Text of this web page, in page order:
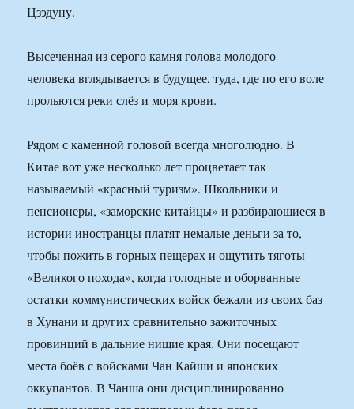
Цзэдуну.
Высеченная из серого камня голова молодого
человека вглядывается в будущее, туда, где по его воле
прольются реки слёз и моря крови.
Рядом с каменной головой всегда многолюдно. В
Китае вот уже несколько лет процветает так
называемый «красный туризм». Школьники и
пенсионеры, «заморские китайцы» и разбирающиеся в
истории иностранцы платят немалые деньги за то,
чтобы пожить в горных пещерах и ощутить тяготы
«Великого похода», когда голодные и оборванные
остатки коммунистических войск бежали из своих баз
в Хунани и других сравнительно зажиточных
провинций в дальние нищие края. Они посещают
места боёв с войсками Чан Кайши и японских
оккупантов. В Чанша они дисциплинированно